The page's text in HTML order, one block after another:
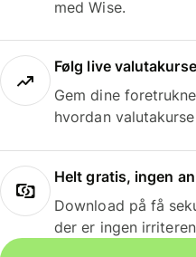
med Wise.
Følg live
Gem dine
hvordan
Helt gratis, ingen
Download på få
der er ingen